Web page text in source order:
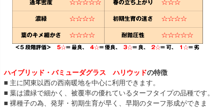
ハイブリッド・バミューダグラス ハリウッドの特徴
■ 主に関東以西の西南暖地を中心に利用できます。
■ 葉は濃緑で細かく、被覆率の優れているターフタイプの品種です。
■ 裸種子の為、発芽・初期生育が早く、早期のターフ形成ができま